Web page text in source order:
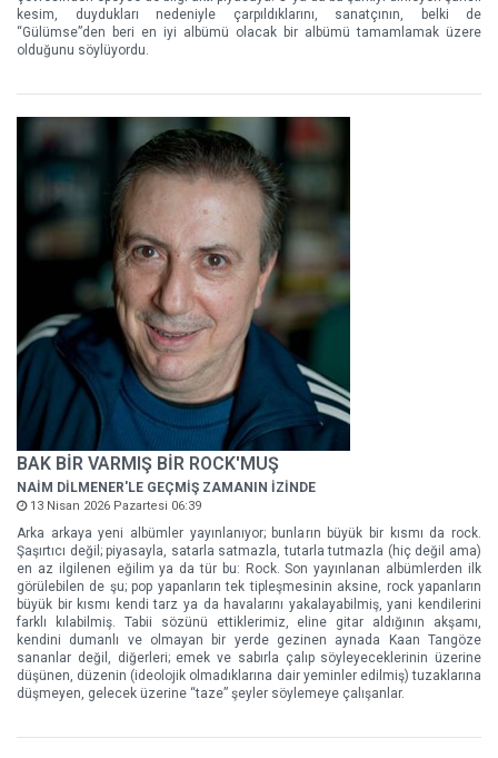
kesim, duydukları nedeniyle çarpıldıklarını, sanatçının, belki de
“Gülümse”den beri en iyi albümü olacak bir albümü tamamlamak üzere
olduğunu söylüyordu.
BAK BİR VARMIŞ BİR ROCK'MUŞ
NAİM DİLMENER'LE GEÇMİŞ ZAMANIN İZİNDE
13 Nisan 2026 Pazartesi 06:39
Arka arkaya yeni albümler yayınlanıyor; bunların büyük bir kısmı da rock.
Şaşırtıcı değil; piyasayla, satarla satmazla, tutarla tutmazla (hiç değil ama)
en az ilgilenen eğilim ya da tür bu: Rock. Son yayınlanan albümlerden ilk
görülebilen de şu; pop yapanların tek tipleşmesinin aksine, rock yapanların
büyük bir kısmı kendi tarz ya da havalarını yakalayabilmiş, yani kendilerini
farklı kılabilmiş. Tabii sözünü ettiklerimiz, eline gitar aldığının akşamı,
kendini dumanlı ve olmayan bir yerde gezinen aynada Kaan Tangöze
sananlar değil, diğerleri; emek ve sabırla çalıp söyleyeceklerinin üzerine
düşünen, düzenin (ideolojik olmadıklarına dair yeminler edilmiş) tuzaklarına
düşmeyen, gelecek üzerine “taze” şeyler söylemeye çalışanlar.